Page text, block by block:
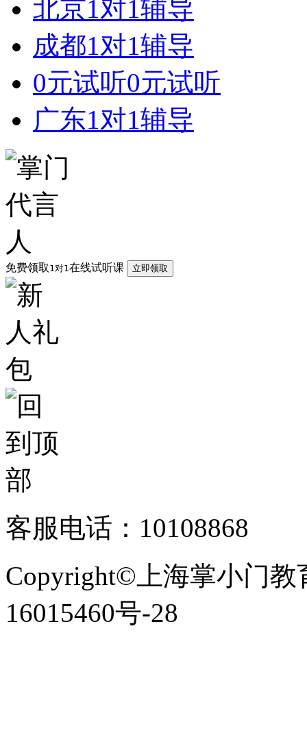
北京1对1辅导
成都1对1辅导
0元试听0元试听
广东1对1辅导
免费领取 1对1在线试听课 立即领取
客服电话：10108868
Copyright©上海掌小门教
16015460号-28